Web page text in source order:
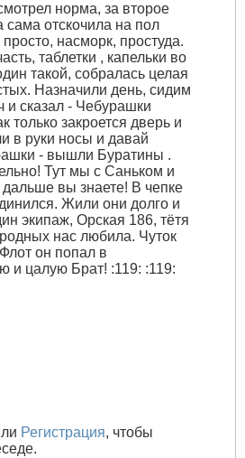
норма, за второе
сама отскочила на пол
насморк, простуда.
таблетки , капельки во
такой, собралась целая
Назначили день, сидим
сказал - Чебурашки
только закроется дверь и
в руки носы и давай
- вышли Буратины .
Тут мы с Саньком и
вы знаете! В чепке
Жили они долго и
экипаж, Орская 186, тётя
нас любила. Чуток
он попал в
и цалую Брат! :119: :119:
Регистрация, чтобы